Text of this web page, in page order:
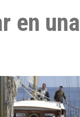
en una